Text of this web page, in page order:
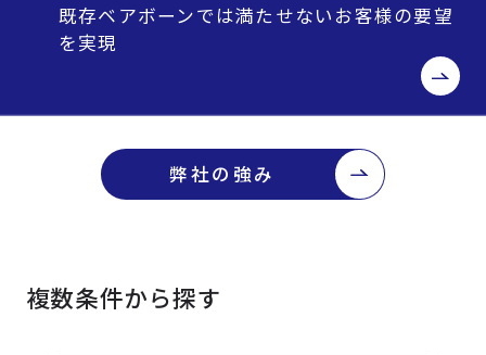
既存ベアボーンでは満たせないお客様の要望
を実現
弊社の強み
複数条件から探す